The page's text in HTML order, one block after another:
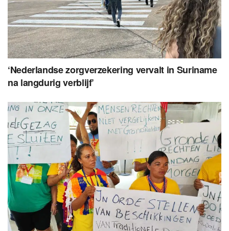
‘Nederlandse zorgverzekering vervalt in Suriname
na langdurig verblijf’